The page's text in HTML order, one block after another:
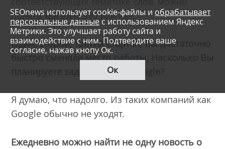
понять магазин это или нет.
Один, второй, третий стартап, Вы достаточно
быстро сменяли место работы. Насколько Вы
планируете задержаться в Google?
Я думаю, что надолго. Из таких компаний как
Google обычно не уходят.
Ежедневно можно найти не одну новость о
SEOnews использует cookie-файлы и обрабатывает
персональные данныес использованием Яндекс
Метрики. Это улучшает работу сайта и
взаимодействие с ним. Подтвердите ваше
согласие, нажав кнопу Ок.
Ок